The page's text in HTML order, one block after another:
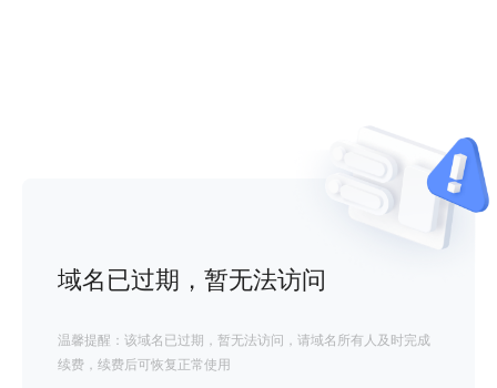
域名已过期，暂无法访问
温馨提醒：该域名已过期，暂无法访问，请域名所有人及时完成
续费，续费后可恢复正常使用